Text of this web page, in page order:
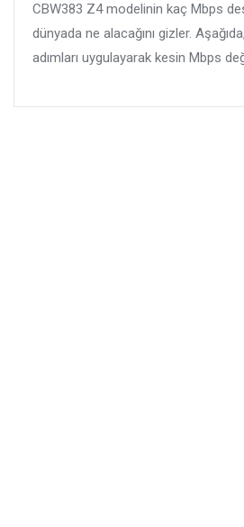
CBW383 Z4 modelinin kaç Mbps
dünyada ne alacağını gizler.
adımları uygulayarak kesin Mbps